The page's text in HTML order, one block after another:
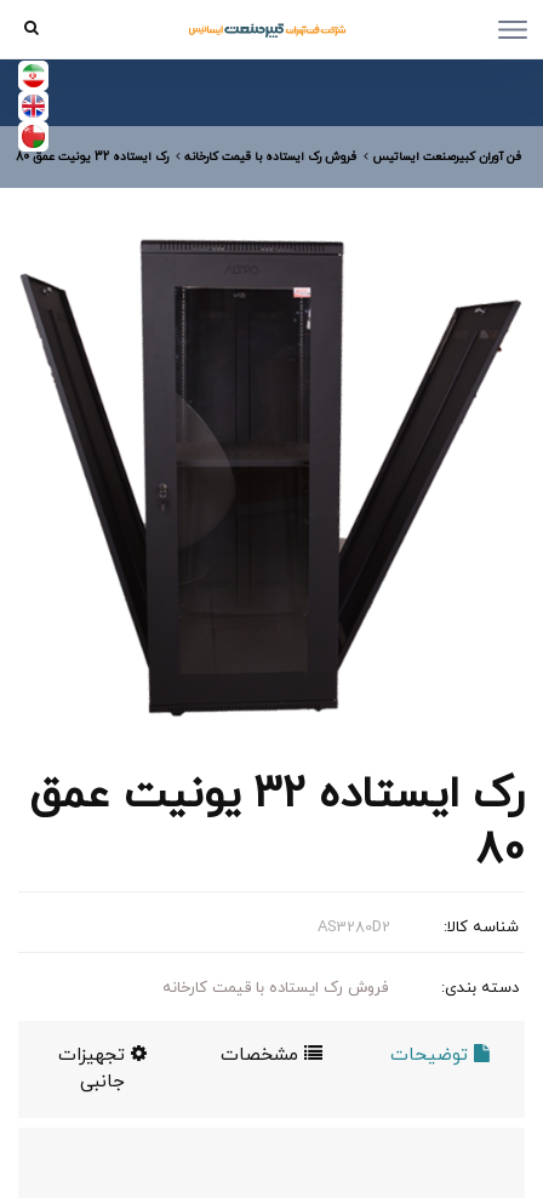
فن آوران کبیرصنعت ایساتیس فروش رک ایستاده با قیمت کارخانه رک ایستاده 32 یونیت عمق 80
رک ایستاده 32 یونیت عمق
80
شناسه کالا: AS3280D2
دسته بندی: فروش رک ایستاده با قیمت کارخانه
توضیحات مشخصات
تجهیزات
جانبی